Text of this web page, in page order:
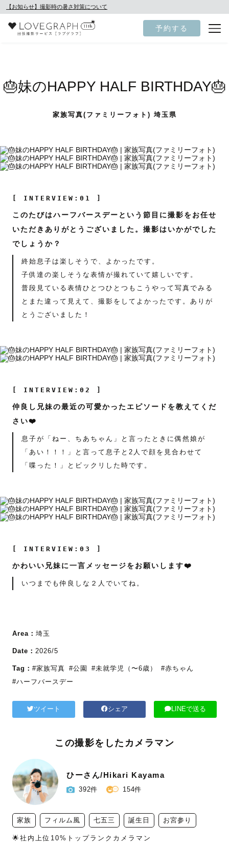
【お知らせ】撮影時の暑さ対策について
予約する
🎂妹のHAPPY HALF BIRTHDAY🎂
家族写真(ファミリーフォト) 埼玉県
[ INTERVIEW:01 ]
このたびはハーフバースデーという節目に撮影をお任せ
いただきありがとうございました。撮影はいかがでした
でしょうか？
終始息子は楽しそうで、よかったです。
子供達の楽しそうな表情が撮れていて嬉しいです。
普段見ている表情ひとつひとつもこうやって写真でみる
とまた違って見えて、撮影をしてよかったです。ありが
とうございました！
[ INTERVIEW:02 ]
仲良し兄妹の最近の可愛かったエピソードを教えてくだ
さい❤️
息子が「ねー、ちあちゃん」と言ったときに偶然娘が
「あい！！！」と言って息子と2人で顔を見合わせて
「喋った！」とビックリした時です。
[ INTERVIEW:03 ]
かわいい兄妹に一言メッセージをお願いします❤️
いつまでも仲良しな２人でいてね。
Area： 埼玉
Date： 2026/5
Tag： #家族写真 #公園 #未就学児（〜6歳）
#赤ちゃん
#ハーフバースデー
ツイート シェア LINEで送る
この撮影をしたカメラマン
ひーさん/Hikari Kayama
392件 154件
家族 フィルム風 七五三 誕生日 お宮参り
🌟社内上位10%トップランクカメラマン